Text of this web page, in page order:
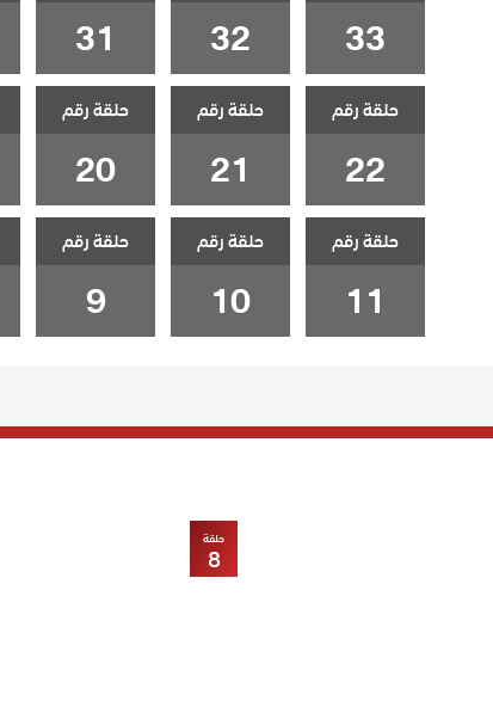
33
32
31
حلقة رقم
22
حلقة رقم
21
حلقة رقم
20
حلقة رقم
11
حلقة رقم
10
حلقة رقم
9
حلقة
8